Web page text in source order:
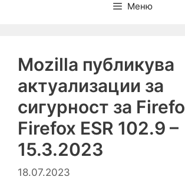
Меню
Mozilla публикува
актуализации за
сигурност за
Firefox ESR 102.9 –
15.3.2023
18.07.2023